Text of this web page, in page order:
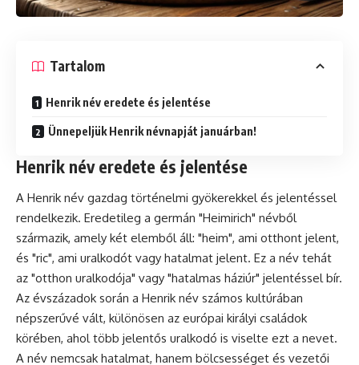
Tartalom
Henrik név eredete és jelentése
Ünnepeljük Henrik névnapját januárban!
Henrik név eredete és jelentése
A Henrik név gazdag történelmi gyökerekkel és jelentéssel
rendelkezik. Eredetileg a germán "Heimirich" névből
származik, amely két elemből áll: "heim", ami otthont jelent,
és "ric", ami uralkodót vagy hatalmat jelent. Ez a név tehát
az "otthon uralkodója" vagy "hatalmas háziúr" jelentéssel bír.
Az évszázadok során a Henrik név számos kultúrában
népszerűvé vált, különösen az európai királyi családok
körében, ahol több jelentős uralkodó is viselte ezt a nevet.
A név nemcsak hatalmat, hanem bölcsességet és vezetői